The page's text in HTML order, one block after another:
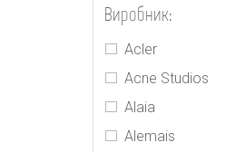
Виробник:
Acler
Acne Studios
Alaia
Alemais